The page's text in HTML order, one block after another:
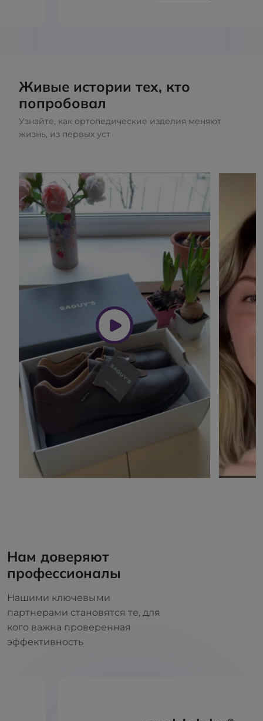
Живые истории тех, кто
попробовал
Узнайте, как ортопедические изделия меняют
жизнь, из первых уст
Нам доверяют
профессионалы
Нашими ключевыми
партнерами становятся те, для
кого важна проверенная
эффективность